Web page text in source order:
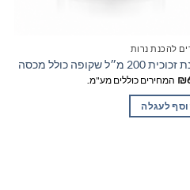
להכנת נרות
200 מ״ל שקופה כולל מכסה
₪ המחירים כוללים מע"מ.
לעגלה